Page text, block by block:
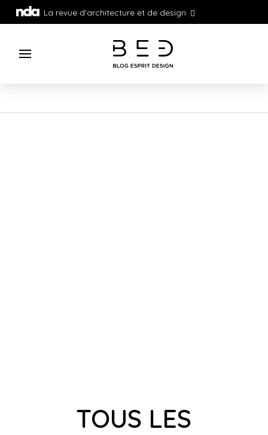
La revue d'architecture et de design
TOUS LES